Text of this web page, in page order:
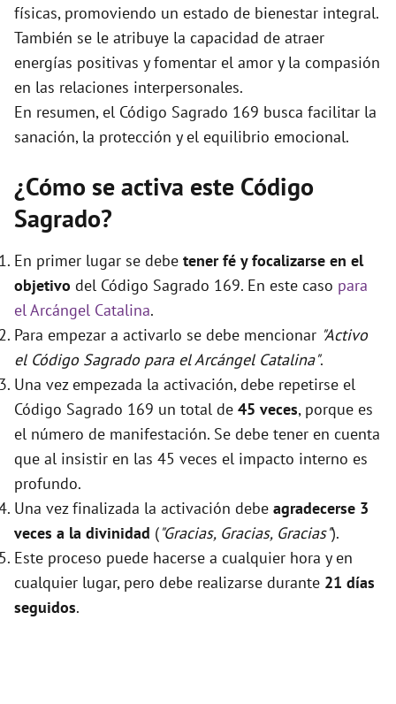
físicas, promoviendo un estado de bienestar integral.
También se le atribuye la capacidad de atraer
energías positivas y fomentar el amor y la compasión
en las relaciones interpersonales.
En resumen, el Código Sagrado 169 busca facilitar la
sanación, la protección y el equilibrio emocional.
¿Cómo se activa este Código
Sagrado?
En primer lugar se debe tener fé y focalizarse en el
objetivo del Código Sagrado 169. En este caso para
el Arcángel Catalina.
Para empezar a activarlo se debe mencionar "Activo
el Código Sagrado para el Arcángel Catalina".
Una vez empezada la activación, debe repetirse el
Código Sagrado 169 un total de 45 veces, porque es
el número de manifestación. Se debe tener en cuenta
que al insistir en las 45 veces el impacto interno es
profundo.
Una vez finalizada la activación debe agradecerse 3
veces a la divinidad ("Gracias, Gracias, Gracias").
Este proceso puede hacerse a cualquier hora y en
cualquier lugar, pero debe realizarse durante 21 días
seguidos.